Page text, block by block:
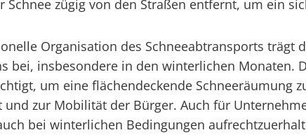
Schnee zügig von den Straßen entfernt, um ein
Organisation des Schneeabtransports
bei, insbesondere in den winterlichen
um eine flächendeckende
und zur Mobilität der Bürger. Auch für
bei winterlichen Bedingungen